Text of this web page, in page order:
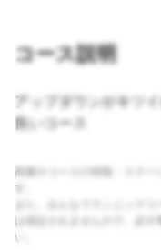
コース説明
アップダウンがキツ
良いコース
画像やコースの情報・ステー
す。
また、みんなでランニングコ
は保証されませんので、必ず
い。